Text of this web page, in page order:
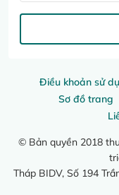
Điều khoản sử
Sơ đồ trang
© Bản quyền 2018
Tháp BIDV, Số 194